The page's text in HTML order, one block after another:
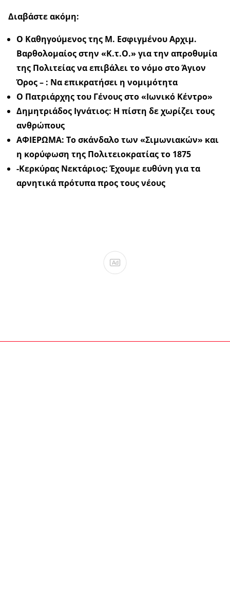
Διαβάστε ακόμη:
Ο Καθηγούμενος της Μ. Εσφιγμένου Αρχιμ.
Βαρθολομαίος στην «Κ.τ.Ο.» για την απροθυμία
της Πολιτείας να επιβάλει το νόμο στο Άγιον
Όρος – : Να επικρατήσει η νομιμότητα
Ο Πατριάρχης του Γένους στο «Ιωνικό Κέντρο»
Δημητριάδος Ιγνάτιος: Η πίστη δε χωρίζει τους
ανθρώπους
ΑΦΙΕΡΩΜΑ: Το σκάνδαλο των «Σιμωνιακών» και
η κορύφωση της Πολιτειοκρατίας το 1875
-Κερκύρας Νεκτάριος: Έχουμε ευθύνη για τα
αρνητικά πρότυπα προς τους νέους
Ad